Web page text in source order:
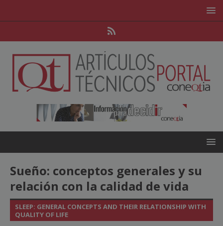
Sueño: conceptos generales y su
relación con la calidad de vida
SLEEP: GENERAL CONCEPTS AND THEIR RELATIONSHIP WITH
QUALITY OF LIFE